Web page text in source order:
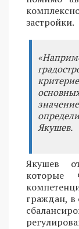
застройки.
Якушев.
Якушев
которые
граждан, в